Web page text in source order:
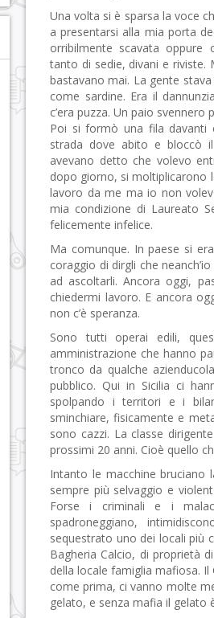
Una volta si è sparsa la voce
a presentarsi alla mia porta
orribilmente scavata oppure
tanto di sedie, divani e
bastavano mai. La gente
come sardine. Era il
c’era puzza. Un paio svennero
Poi si formò una fila davanti
strada dove abito e bloccò
avevano detto che volevo
dopo giorno, si moltiplicarono
lavoro da me ma io non
mia condizione di Laureato
felicemente infelice.
Ma comunque. In paese si
coraggio di dirgli che
ad ascoltarli. Ancora oggi,
chiedermi lavoro. E ancora
non c’è speranza.
Sono tutti operai edili,
amministrazione che hanno
tronco da qualche
pubblico. Qui in Sicilia ci
spolpando i territori e i
sminchiare, fisicamente e
sono cazzi. La classe
prossimi 20 anni. Cioè quello
Intanto le macchine bruciano
sempre più selvaggio e
Forse i criminali e i
spadroneggiano,
sequestrato uno dei locali più
Bagheria Calcio, di proprietà
della locale famiglia mafiosa.
come prima, ci vanno molte
gelato, e senza mafia il gelato